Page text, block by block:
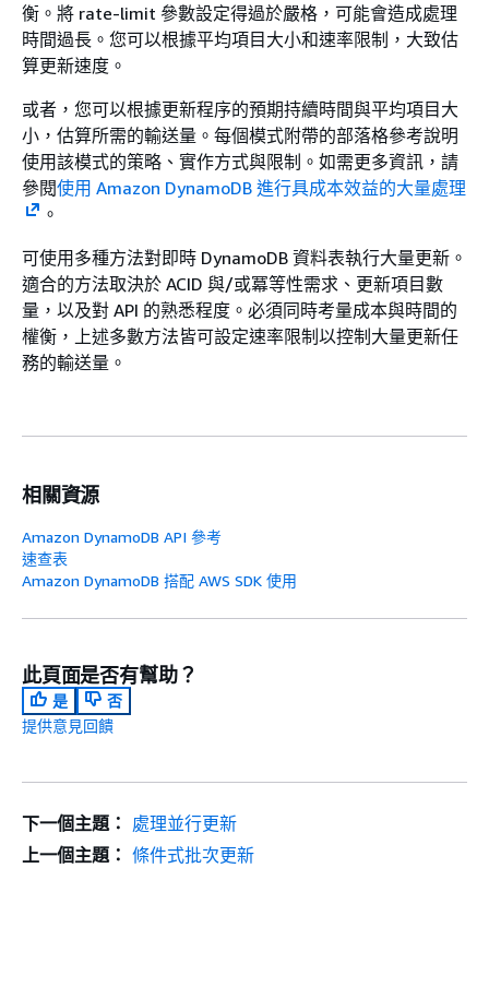
衡。將 rate-limit 參數設定得過於嚴格，可能會造成處理
時間過長。您可以根據平均項目大小和速率限制，大致估
算更新速度。
或者，您可以根據更新程序的預期持續時間與平均項目大
小，估算所需的輸送量。每個模式附帶的部落格參考說明
使用該模式的策略、實作方式與限制。如需更多資訊，請
參閱使用 Amazon DynamoDB 進行具成本效益的大量處理
。
可使用多種方法對即時 DynamoDB 資料表執行大量更新。
適合的方法取決於 ACID 與/或冪等性需求、更新項目數
量，以及對 API 的熟悉程度。必須同時考量成本與時間的
權衡，上述多數方法皆可設定速率限制以控制大量更新任
務的輸送量。
相關資源
Amazon DynamoDB API 參考
速查表
Amazon DynamoDB 搭配 AWS SDK 使用
此頁面是否有幫助？
是
否
提供意見回饋
下一個主題： 處理並行更新
上一個主題： 條件式批次更新